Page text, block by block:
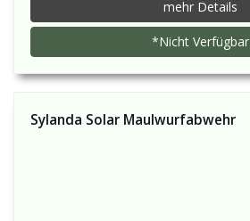
mehr Details
*Nicht Verfügbar
Sylanda Solar Maulwurfabwehr